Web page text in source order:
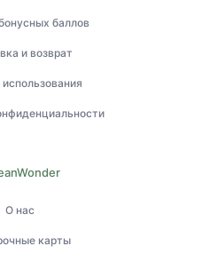
баллов
и возврат
О нас
карты